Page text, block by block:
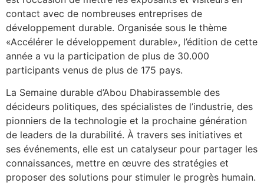
contact avec de nombreuses entreprises de
développement durable. Organisée sous le thème
«Accélérer le développement durable», l’édition de cette
année a vu la participation de plus de 30.000
participants venus de plus de 175 pays.
La Semaine durable d’Abou Dhabirassemble des
décideurs politiques, des spécialistes de l’industrie, des
pionniers de la technologie et la prochaine génération
de leaders de la durabilité. À travers ses initiatives et
ses événements, elle est un catalyseur pour partager les
connaissances, mettre en œuvre des stratégies et
proposer des solutions pour stimuler le progrès humain.